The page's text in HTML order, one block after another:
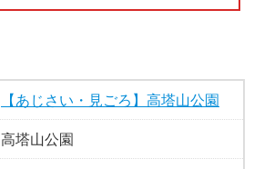
【あじさい・見ごろ】高塔山公園
高塔山公園